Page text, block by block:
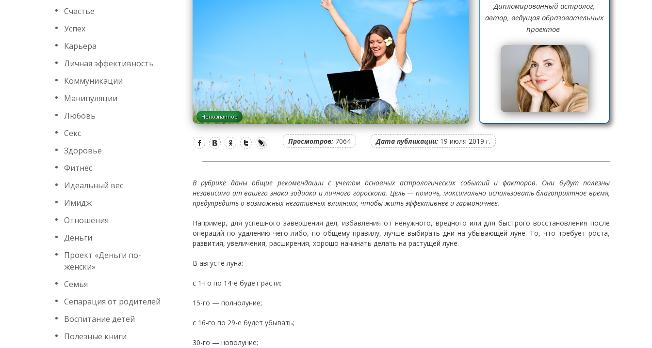
Счастье
Успех
Карьера
Личная эффективность
Коммуникации
Манипуляции
Любовь
Секс
Здоровье
Фитнес
Идеальный вес
Имидж
Отношения
Деньги
Проект «Деньги по-
женски»
Семья
Сепарация от родителей
Воспитание детей
Полезные книги
Непознанное
Дипломированный астролог,
автор, ведущая образовательных
проектов
Просмотров: 7064 Дата публикации: 19 июля 2019 г.
В рубрике даны общие рекомендации с учетом основных астрологических событий и факторов. Они будут полезны
независимо от вашего знака зодиака и личного гороскопа. Цель — помочь, максимально использовать благоприятное время,
предупредить о возможных негативных влияниях, чтобы жить эффективнее и гармоничнее.
Например, для успешного завершения дел, избавления от ненужного, вредного или для быстрого восстановления после
операций по удалению чего-либо, по общему правилу, лучше выбирать дни на убывающей луне. То, что требует роста,
развития, увеличения, расширения, хорошо начинать делать на растущей луне.
В августе луна:
с 1-го по 14-е будет расти;
15-го — полнолуние;
с 16-го по 29-е будет убывать;
30-го — новолуние;